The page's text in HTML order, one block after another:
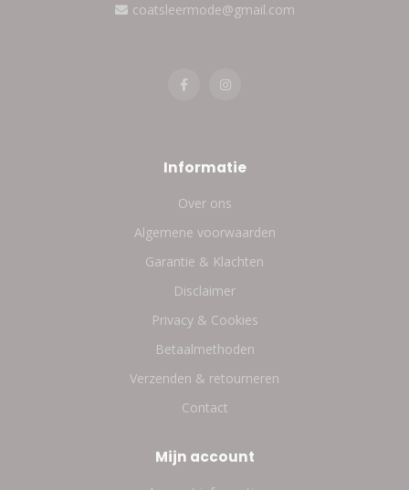
coatsleermode@gmail.com
Informatie
Over ons
Algemene voorwaarden
Garantie & Klachten
Disclaimer
Privacy & Cookies
Betaalmethoden
Verzenden & retourneren
Contact
Mijn account